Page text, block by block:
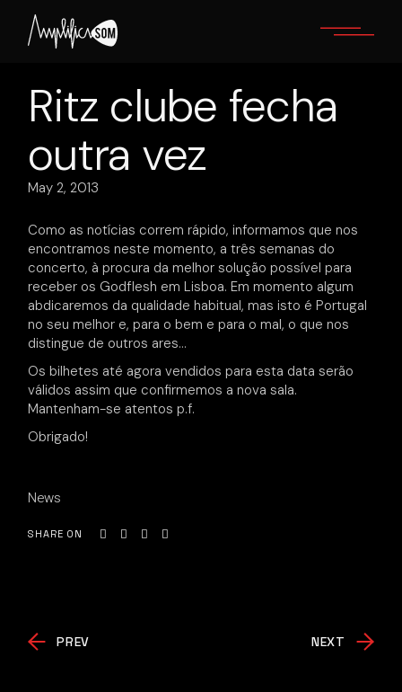
content
Ritz clube fecha
outra vez
May 2, 2013
Como as notícias correm rápido, informamos que nos
encontramos neste momento, a três semanas do
concerto, à procura da melhor solução possível para
receber os Godflesh em Lisboa. Em momento algum
abdicaremos da qualidade habitual, mas isto é Portugal
no seu melhor e, para o bem e para o mal, o que nos
distingue de outros ares…
Os bilhetes até agora vendidos para esta data serão
válidos assim que confirmemos a nova sala.
Mantenham-se atentos p.f.
Obrigado!
News
SHARE ON
PREV NEXT